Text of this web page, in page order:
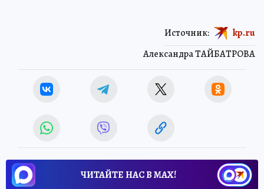
Александра ТАЙБАТРОВА
Источник: kp.ru
ЧИТАЙТЕ НАС В МАХ!